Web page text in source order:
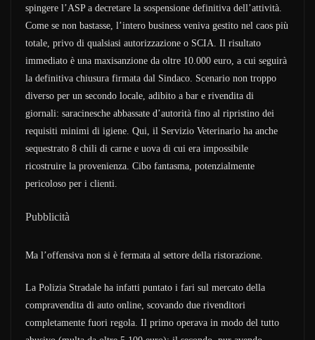
spingere l’ASP a decretare la sospensione definitiva dell’attività.
Come se non bastasse, l’intero business veniva gestito nel caos più
totale, privo di qualsiasi autorizzazione o SCIA. Il risultato
immediato è una maxisanzione da oltre 10.000 euro, a cui seguirà
la definitiva chiusura firmata dal Sindaco. Scenario non troppo
diverso per un secondo locale, adibito a bar e rivendita di
giornali: saracinesche abbassate d’autorità fino al ripristino dei
requisiti minimi di igiene. Qui, il Servizio Veterinario ha anche
sequestrato 8 chili di carne e uova di cui era impossibile
ricostruire la provenienza. Cibo fantasma, potenzialmente
pericoloso per i clienti.
Pubblicità
Ma l’offensiva non si è fermata al settore della ristorazione.
La Polizia Stradale ha infatti puntato i fari sul mercato della
compravendita di auto online, scovando due rivenditori
completamente fuori regola. Il primo operava in modo del tutto